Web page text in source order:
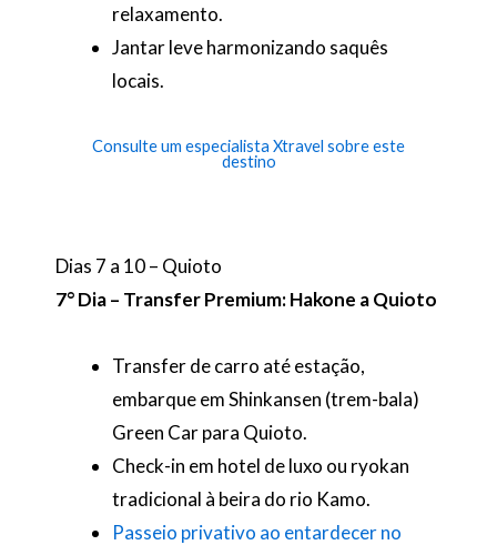
relaxamento.
Jantar leve harmonizando saquês
locais.
Consulte um especialista Xtravel sobre este
destino
Dias 7 a 10 – Quioto
7° Dia – Transfer Premium: Hakone a Quioto
Transfer de carro até estação,
embarque em Shinkansen (trem-bala)
Green Car para Quioto.
Check-in em hotel de luxo ou ryokan
tradicional à beira do rio Kamo.
Passeio privativo ao entardecer no